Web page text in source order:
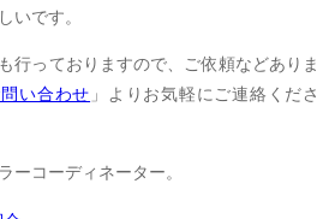
いです。
行っておりますので、ご依頼などありま
い合わせ 」よりお気軽にご連絡くださ
ーコーディネーター。